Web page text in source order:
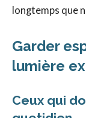
longtemps que
Garder
lumière
Ceux qui